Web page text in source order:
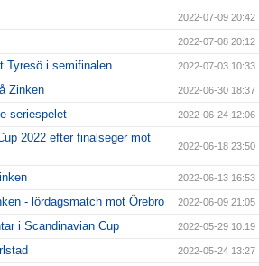
2022-07-09 20:42
2022-07-08 20:12
Tyresö i semifinalen 2022-07-03 10:33
Zinken 2022-06-30 18:37
seriespelet 2022-06-24 12:06
2022 efter finalseger mot
2022-06-18 23:50
2022-06-13 16:53
- lördagsmatch mot Örebro 2022-06-09 21:05
i Scandinavian Cup 2022-05-29 10:19
2022-05-24 13:27